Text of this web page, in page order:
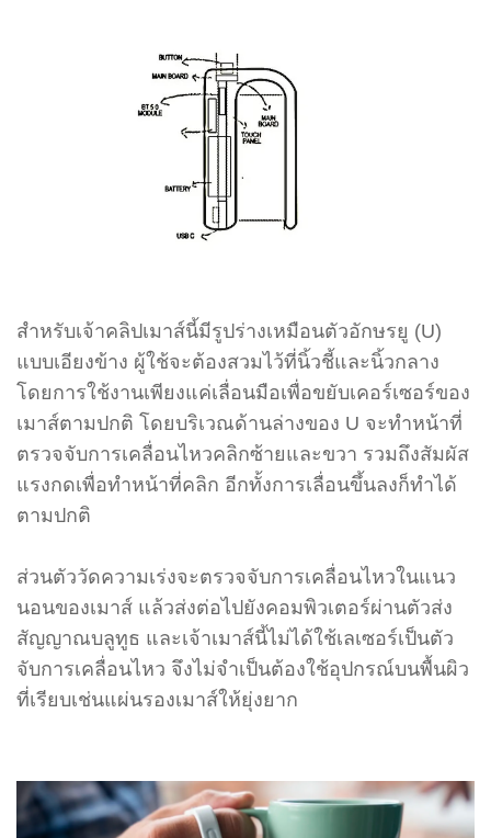
สำหรับเจ้าคลิปเมาส์นี้มีรูปร่างเหมือนตัวอักษรยู (U)
แบบเอียงข้าง ผู้ใช้จะต้องสวมไว้ที่นิ้วชี้และนิ้วกลาง
โดยการใช้งานเพียงแค่เลื่อนมือเพื่อขยับเคอร์เซอร์ของ
เมาส์ตามปกติ โดยบริเวณด้านล่างของ U จะทำหน้าที่
ตรวจจับการเคลื่อนไหวคลิกซ้ายและขวา รวมถึงสัมผัส
แรงกดเพื่อทำหน้าที่คลิก อีกทั้งการเลื่อนขึ้นลงก็ทำได้
ตามปกติ
ส่วนตัววัดความเร่งจะตรวจจับการเคลื่อนไหวในแนว
นอนของเมาส์ แล้วส่งต่อไปยังคอมพิวเตอร์ผ่านตัวส่ง
สัญญาณบลูทูธ และเจ้าเมาส์นี้ไม่ได้ใช้เลเซอร์เป็นตัว
จับการเคลื่อนไหว จึงไม่จำเป็นต้องใช้อุปกรณ์บนพื้นผิว
ที่เรียบเช่นแผ่นรองเมาส์ให้ยุ่งยาก